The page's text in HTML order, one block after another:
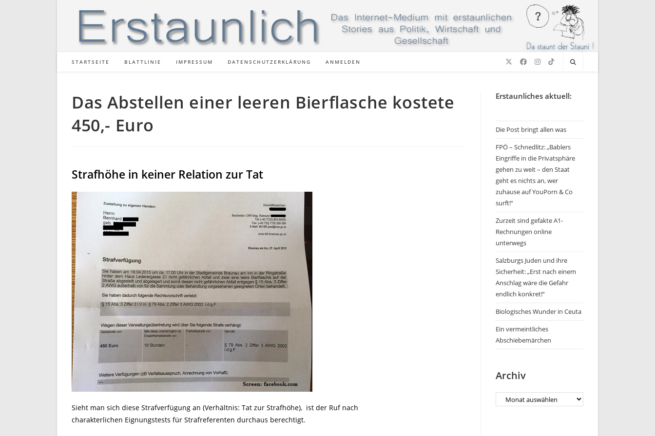
STARTSEITE BLATTLINIE IMPRESSUM DATENSCHUTZERKLÄRUNG ANMELDEN
Das Abstellen einer leeren Bierflasche kostete
450,- Euro
Strafhöhe in keiner Relation zur Tat
Sieht man sich diese Strafverfügung an (Verhältnis: Tat zur Strafhöhe), ist der Ruf nach
charakterlichen Eignungstests für Strafreferenten durchaus berechtigt.
Erstaunliches aktuell:
Die Post bringt allen was
FPÖ – Schnedlitz: „Bablers
Eingriffe in die Privatsphäre
gehen zu weit – den Staat
geht es nichts an, wer
zuhause auf YouPorn & Co
surft!“
Zurzeit sind gefakte A1-
Rechnungen online
unterwegs
Salzburgs Juden und ihre
Sicherheit: „Erst nach einem
Anschlag wäre die Gefahr
endlich konkret!“
Biologisches Wunder in Ceuta
Ein vermeintliches
Abschiebemärchen
Archiv
Archiv